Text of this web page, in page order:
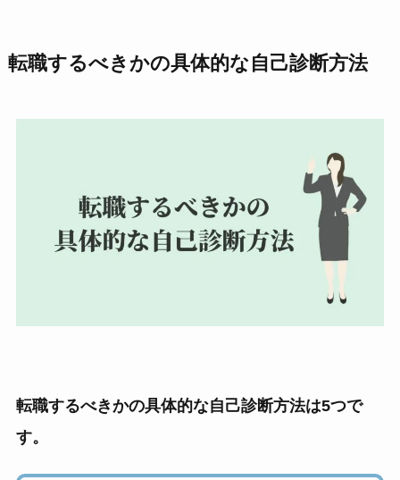
転職するべきかの具体的な自己診断方法
転職するべきかの具体的な自己診断方法は5つで
す。